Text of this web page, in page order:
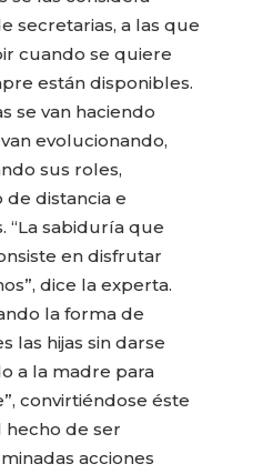
secretarias, a las que
cuando se quiere
están disponibles.
se van haciendo
evolucionando,
sus roles,
distancia e
“La sabiduría que
en disfrutar
dice la experta.
la forma de
las hijas sin darse
a la madre para
convirtiéndose éste
hecho de ser
acciones